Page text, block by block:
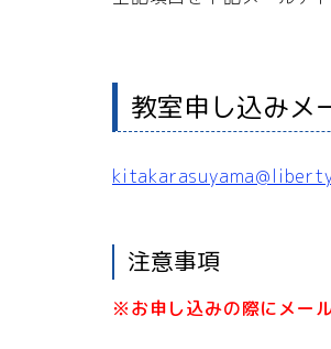
教室申し込みメ
注意事項
※お申し込みの際にメー